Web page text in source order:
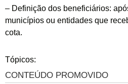
– Definição dos beneficiários:
municípios ou entidades que
cota.
Tópicos: